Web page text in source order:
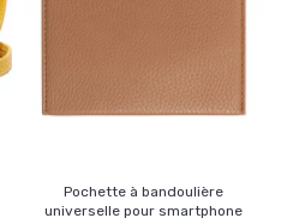
Pochette à bandoulière
universelle pour smartphone